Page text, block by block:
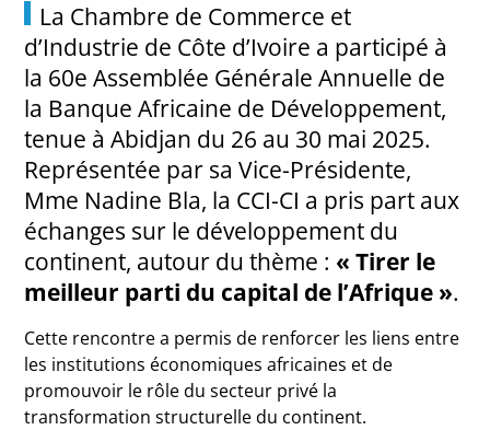
La Chambre de Commerce et
d’Industrie de Côte d’Ivoire a participé à
la 60e Assemblée Générale Annuelle de
la Banque Africaine de Développement,
tenue à Abidjan du 26 au 30 mai 2025.
Représentée par sa Vice-Présidente,
Mme Nadine Bla, la CCI-CI a pris part aux
échanges sur le développement du
continent, autour du thème : « Tirer le
meilleur parti du capital de l’Afrique ».
Cette rencontre a permis de renforcer les liens entre
les institutions économiques africaines et de
promouvoir le rôle du secteur privé la
transformation structurelle du continent.